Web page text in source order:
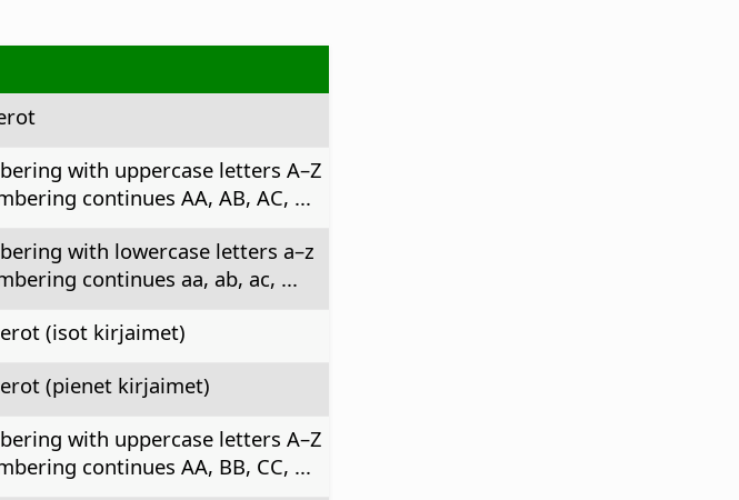
with uppercase letters A–Z
continues AA, AB, AC, ...
with lowercase letters a–z
continues aa, ab, ac, ...
(isot kirjaimet)
(pienet kirjaimet)
with uppercase letters A–Z
continues AA, BB, CC, ...